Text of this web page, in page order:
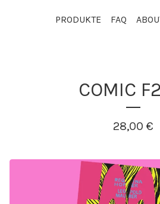
PRODUKTE FAQ
COMIC
28,00 €